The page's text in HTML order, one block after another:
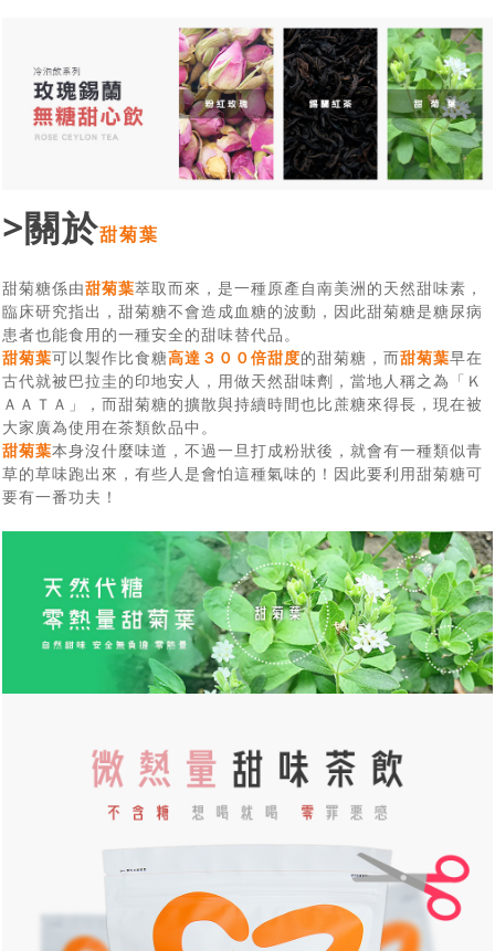
>關於甜菊葉
甜菊糖係由甜菊葉萃取而來，是一種原產自南美洲的天然甜味素，
臨床研究指出，甜菊糖不會造成血糖的波動，因此甜菊糖是糖尿病
患者也能食用的一種安全的甜味替代品。
甜菊葉可以製作比食糖高達３００倍甜度的甜菊糖，而甜菊葉早在
古代就被巴拉圭的印地安人，用做天然甜味劑，當地人稱之為「Ｋ
ＡＡＴＡ」，而甜菊糖的擴散與持續時間也比蔗糖來得長，現在被
大家廣為使用在茶類飲品中。
甜菊葉本身沒什麼味道，不過一旦打成粉狀後，就會有一種類似青
草的草味跑出來，有些人是會怕這種氣味的！因此要利用甜菊糖可
要有一番功夫！